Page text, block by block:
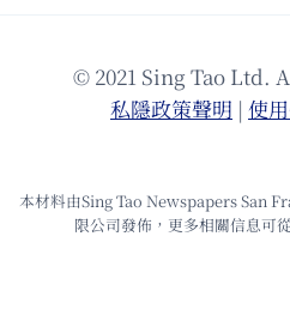
© 2021 Sing Tao Ltd.
私隱政策聲明 | 使
本材料由Sing Tao Newspapers San
限公司發佈，更多相關信息可